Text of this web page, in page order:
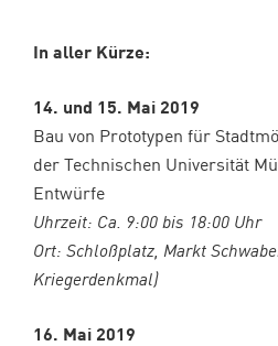
In aller Kürze:
14. und 15. Mai 2019
Bau von Prototypen für
der Technischen Universität
Entwürfe
Uhrzeit: Ca. 9:00 bis 18:00 Uhr
Ort: Schloßplatz, Markt
Kriegerdenkmal)
16. Mai 2019